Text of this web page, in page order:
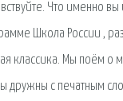
Что именно вы
Школа России ,
классика. Мы поём
с печатным